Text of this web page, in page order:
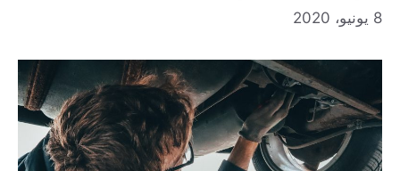
8 يونيو، 2020